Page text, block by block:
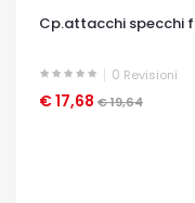
Cp.attacchi specchi
0 Revisioni
€ 17,68 € 19,64
OCCHIATA VELOCE